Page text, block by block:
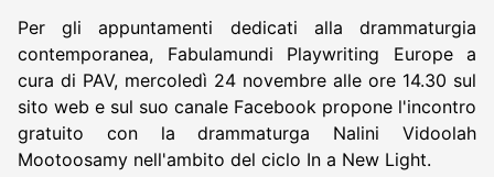
Per gli appuntamenti dedicati alla drammaturgia
contemporanea, Fabulamundi Playwriting Europe a
cura di PAV, mercoledì 24 novembre alle ore 14.30 sul
sito web e sul suo canale Facebook propone l'incontro
gratuito con la drammaturga Nalini Vidoolah
Mootoosamy nell'ambito del ciclo In a New Light.